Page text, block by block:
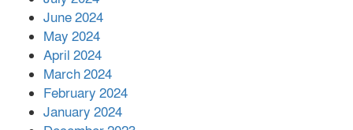
June 2024
May 2024
April 2024
March 2024
February 2024
January 2024